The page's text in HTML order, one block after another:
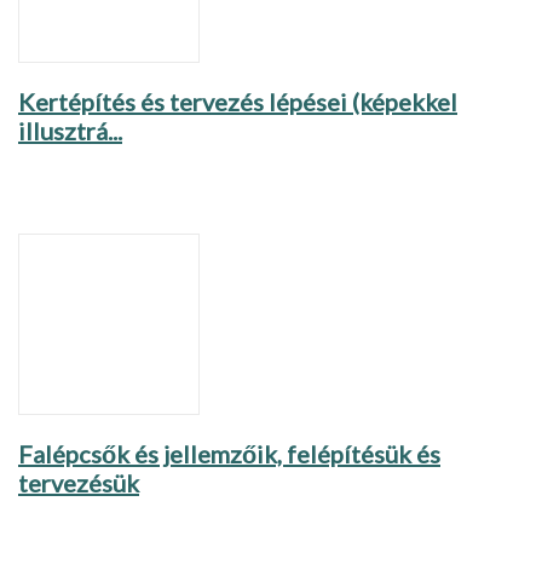
Kertépítés és tervezés lépései (képekkel
illusztrá...
Falépcsők és jellemzőik, felépítésük és
tervezésük